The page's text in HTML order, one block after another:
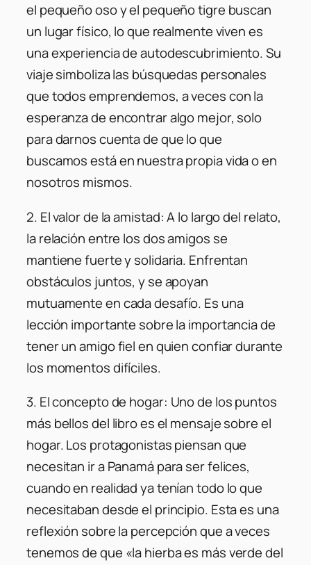
el pequeño oso y el pequeño tigre buscan
un lugar físico, lo que realmente viven es
una experiencia de autodescubrimiento. Su
viaje simboliza las búsquedas personales
que todos emprendemos, a veces con la
esperanza de encontrar algo mejor, solo
para darnos cuenta de que lo que
buscamos está en nuestra propia vida o en
nosotros mismos.
2. El valor de la amistad:A lo largo del relato,
la relación entre los dos amigos se
mantiene fuerte y solidaria. Enfrentan
obstáculos juntos, y se apoyan
mutuamente en cada desafío. Es una
lección importante sobre la importancia de
tener un amigo fiel en quien confiar durante
los momentos difíciles.
3. El concepto de hogar: Uno de los puntos
más bellos del libro es el mensaje sobre el
hogar. Los protagonistas piensan que
necesitan ir a Panamá para ser felices,
cuando en realidad ya tenían todo lo que
necesitaban desde el principio. Esta es una
reflexión sobre la percepción que a veces
tenemos de que «la hierba es más verde del